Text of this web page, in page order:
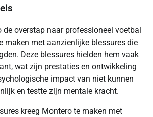
de overstap naar professioneel voetbal
maken met aanzienlijke blessures die
Deze blessures hielden hem vaak
wat zijn prestaties en ontwikkeling
impact van niet kunnen
en testte zijn mentale kracht.
kreeg Montero te maken met